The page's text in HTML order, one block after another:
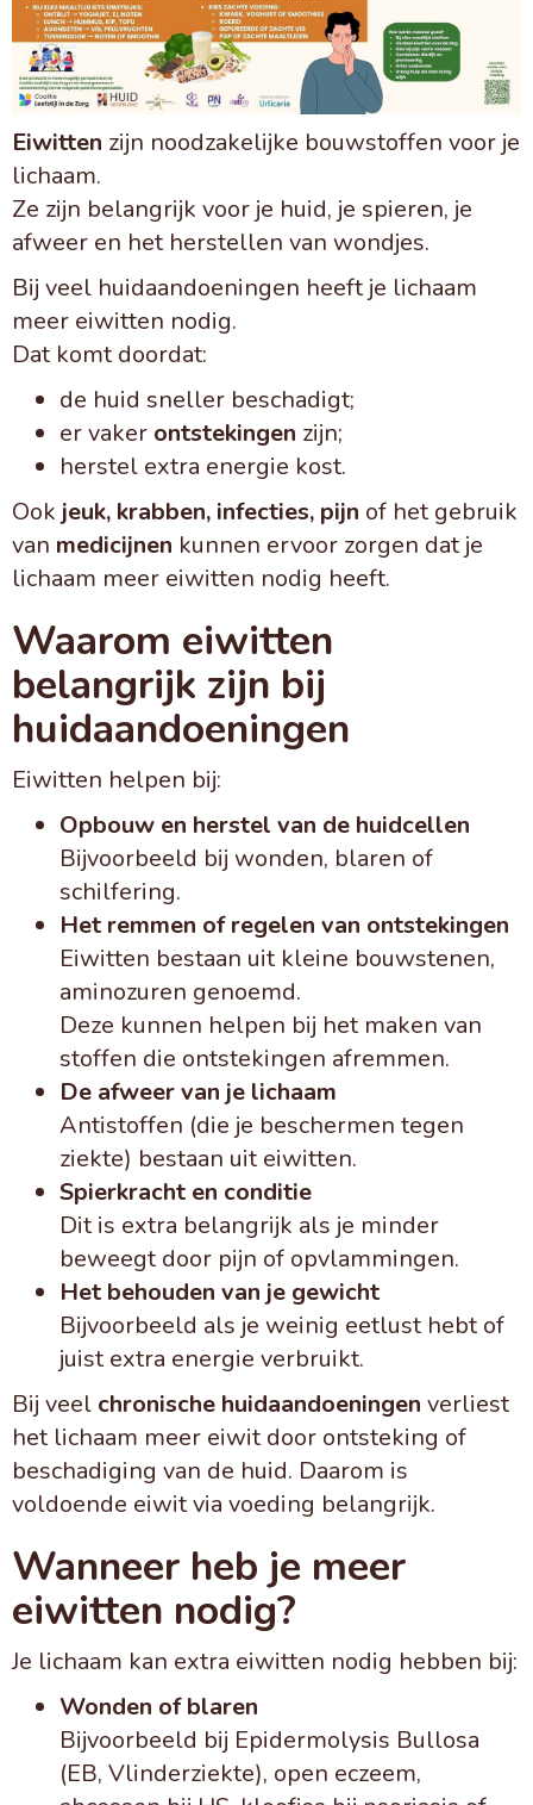
Eiwitten zijn noodzakelijke bouwstoffen voor je
lichaam.
Ze zijn belangrijk voor je huid, je spieren, je
afweer en het herstellen van wondjes.
Bij veel huidaandoeningen heeft je lichaam
meer eiwitten nodig.
Dat komt doordat:
de huid sneller beschadigt;
er vaker ontstekingen zijn;
herstel extra energie kost.
Ook jeuk, krabben, infecties, pijn of het gebruik
van medicijnen kunnen ervoor zorgen dat je
lichaam meer eiwitten nodig heeft.
Waarom eiwitten
belangrijk zijn bij
huidaandoeningen
Eiwitten helpen bij:
Opbouw en herstel van de huidcellen
Bijvoorbeeld bij wonden, blaren of
schilfering.
Het remmen of regelen van ontstekingen
Eiwitten bestaan uit kleine bouwstenen,
aminozuren genoemd.
Deze kunnen helpen bij het maken van
stoffen die ontstekingen afremmen.
De afweer van je lichaam
Antistoffen (die je beschermen tegen
ziekte) bestaan uit eiwitten.
Spierkracht en conditie
Dit is extra belangrijk als je minder
beweegt door pijn of opvlammingen.
Het behouden van je gewicht
Bijvoorbeeld als je weinig eetlust hebt of
juist extra energie verbruikt.
Bij veel chronische huidaandoeningen verliest
het lichaam meer eiwit door ontsteking of
beschadiging van de huid. Daarom is
voldoende eiwit via voeding belangrijk.
Wanneer heb je meer
eiwitten nodig?
Je lichaam kan extra eiwitten nodig hebben bij:
Wonden of blaren
Bijvoorbeeld bij Epidermolysis Bullosa
(EB, Vlinderziekte), open eczeem,